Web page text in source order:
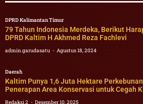
DPRD Kalimantan Timur
79 Tahun Indonesia Merdeka, Berikut
DPRD Kaltim H Akhmed Reza Fachlevi
admin.garudasatu Agustus 18, 2024
Daerah
Kaltim Punya 1,6 Juta Hektare
Penerapan Area Konservasi untuk Cegah
Redaksi 2 Desember 10, 2025